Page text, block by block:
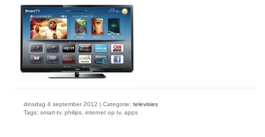
dinsdag 4 september 2012 | Categorie: televisies
Tags: smart-tv, philips, internet op tv, apps